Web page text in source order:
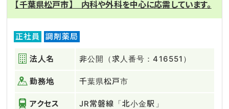
【千葉県松戸市】 内科や外科を中心に応需しています。
正社員 調剤薬局
法人名 非公開（求人番号：416551）
勤務地 千葉県松戸市
アクセス JR常磐線「北小金駅」